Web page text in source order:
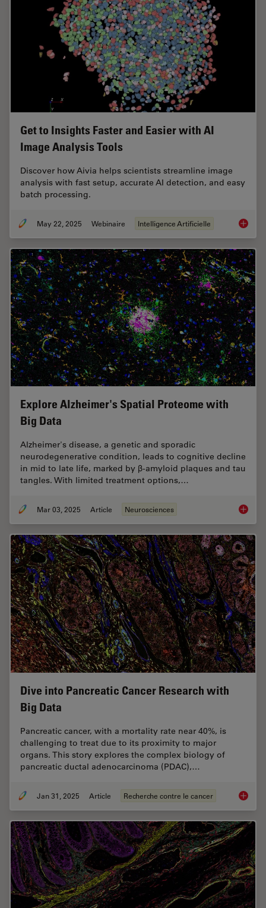
Get to Insights Faster and Easier with AI
Image Analysis Tools
Discover how Aivia helps scientists streamline image
analysis with fast setup, accurate AI detection, and easy
batch processing.
May 22, 2025 Webinaire Intelligence Artificielle Get to
Explore Alzheimer's Spatial Proteome with
Big Data
Alzheimer's disease, a genetic and sporadic
neurodegenerative condition, leads to cognitive decline
in mid to late life, marked by β-amyloid plaques and tau
tangles. With limited treatment options,…
Mar 03, 2025 Article Neurosciences
Dive into Pancreatic Cancer Research with
Big Data
Pancreatic cancer, with a mortality rate near 40%, is
challenging to treat due to its proximity to major
organs. This story explores the complex biology of
pancreatic ductal adenocarcinoma (PDAC),…
Jan 31, 2025 Article Recherche contre le cancer Dive